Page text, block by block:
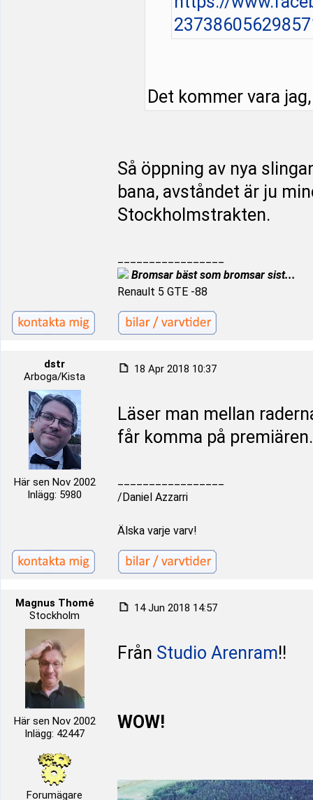
Det kommer vara
Så öppning av nya
bana, avståndet är ju
Stockholmstrakten.
Bromsar bäst som bromsar sist...
Renault 5 GTE -88
dstr
Arboga/Kista
Här sen Nov 2002
Inlägg: 5980
18 Apr 2018 10:37
Läser man mellan
får komma på premiären.
/Daniel Azzarri
Älska varje varv!
Magnus Thomé
Stockholm
Här sen Nov 2002
Inlägg: 42447
Forumägare
14 Jun 2018 14:57
Från Studio Arenram!!
WOW!